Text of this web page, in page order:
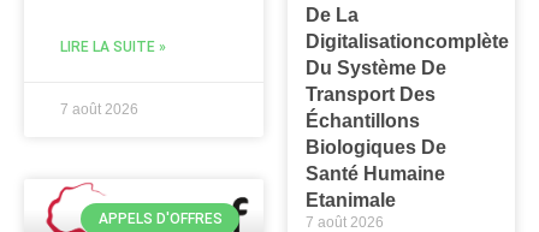
LIRE LA SUITE »
7 août 2026
APPELS D'OFFRES
De La
Digitalisationcomplète
Du Système De
Transport Des
Échantillons
Biologiques De
Santé Humaine
Etanimale
7 août 2026